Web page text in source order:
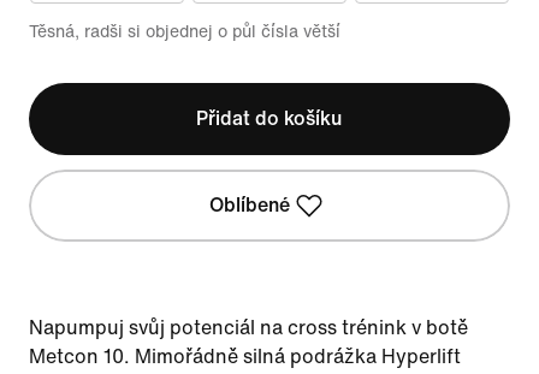
Těsná, radši si objednej o půl čísla větší
Přidat do košíku
Oblíbené
Napumpuj svůj potenciál na cross trénink v botě
Metcon 10. Mimořádně silná podrážka Hyperlift